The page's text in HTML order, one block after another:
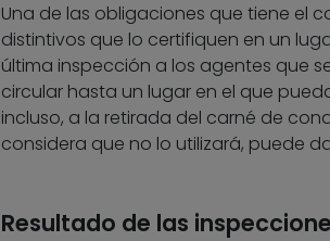
Una de las obligaciones que tiene el
distintivos que lo certifiquen en un
última inspección a los agentes que
circular hasta un lugar en el que
incluso, a la retirada del carné de
considera que no lo utilizará, puede
Resultado de las